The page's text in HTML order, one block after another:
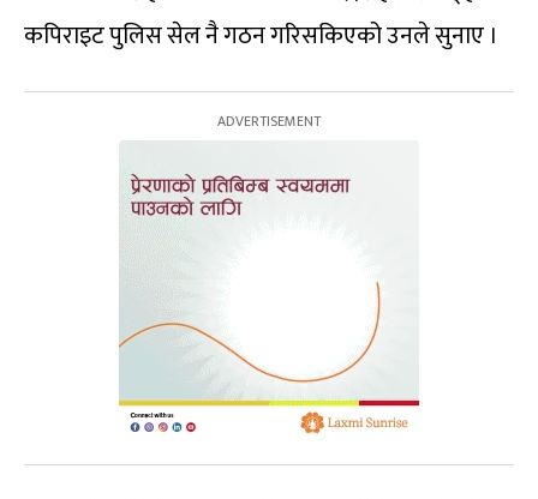
कपिराइट पुलिस सेल नै गठन गरिसकिएको उनले सुनाए ।